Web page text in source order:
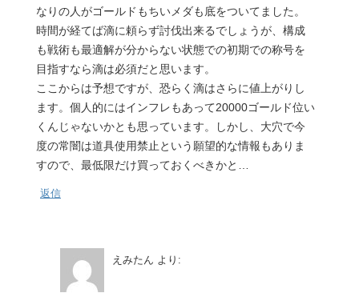
なりの人がゴールドもちいメダも底をついてました。
時間が経てば滴に頼らず討伐出来るでしょうが、構成
も戦術も最適解が分からない状態での初期での称号を
目指すなら滴は必須だと思います。
ここからは予想ですが、恐らく滴はさらに値上がりし
ます。個人的にはインフレもあって20000ゴールド位い
くんじゃないかとも思っています。しかし、大穴で今
度の常闇は道具使用禁止という願望的な情報もありま
すので、最低限だけ買っておくべきかと…
返信
えみたん より: